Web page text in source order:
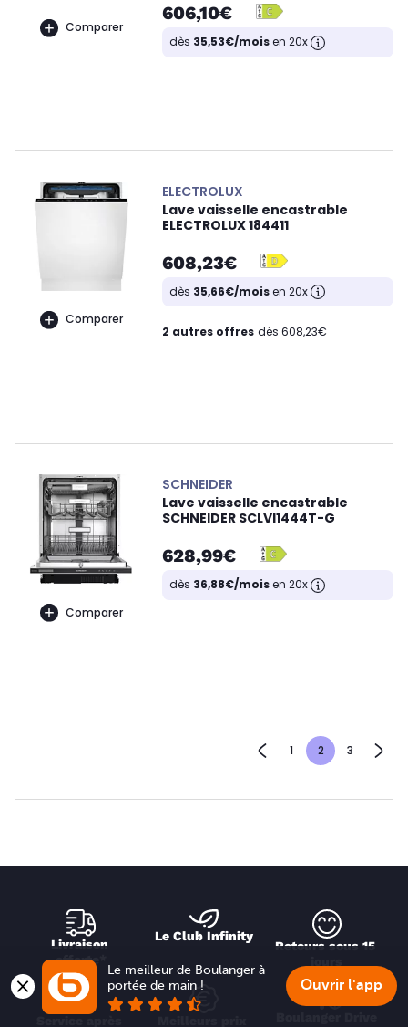
Comparer
606,10€
dès 35,53€/moisen 20x
Comparer
ELECTROLUX
Lave vaisselle encastrable
ELECTROLUX 184411
608,23€
dès 35,66€/moisen 20x
2 autres offres dès 608,23€
Comparer
SCHNEIDER
Lave vaisselle encastrable
SCHNEIDER SCLVI1444T-G
628,99€
dès 36,88€/moisen 20x
1 2 3
Livraison
offerte*
Le Club Infinity
Retours sous 15
Le meilleur de Boulanger à
portée de main !
Ouvrir l'app